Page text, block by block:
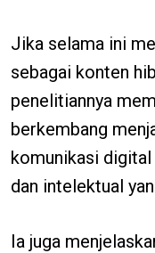
Jika selama ini
sebagai konten
penelitiannya
berkembang
komunikasi
dan intelektual
Ia juga